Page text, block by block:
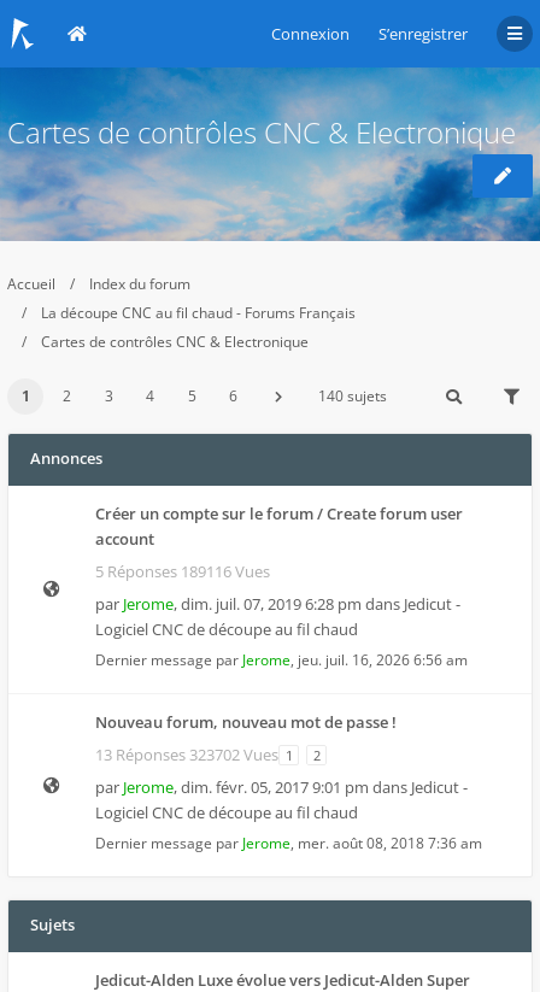
Connexion S’enregistrer
Cartes de contrôles CNC & Electronique
Accueil
Index du forum
La découpe CNC au fil chaud - Forums Français
Cartes de contrôles CNC & Electronique
1 2 3 4 5 6 140 sujets
Annonces
Créer un compte sur le forum / Create forum user
account
5 Réponses 189116 Vues
par Jerome,dim. juil. 07, 2019 6:28 pm dans Jedicut -
Logiciel CNC de découpe au fil chaud
Dernier message par Jerome, jeu. juil. 16, 2026 6:56 am
Nouveau forum, nouveau mot de passe !
13 Réponses 323702 Vues 1 2
par Jerome,dim. févr. 05, 2017 9:01 pm dans Jedicut -
Logiciel CNC de découpe au fil chaud
Dernier message par Jerome, mer. août 08, 2018 7:36 am
Sujets
Jedicut-Alden Luxe évolue vers Jedicut-Alden Super